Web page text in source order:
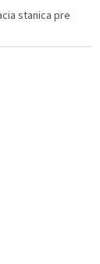
stanica pre